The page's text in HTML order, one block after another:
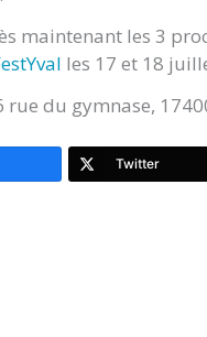
maintenant les 3
les 17 et 18
du gymnase,
Twitter